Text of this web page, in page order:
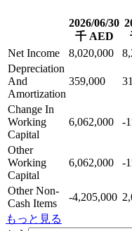
2026/06/30
千 AED
Net Income
8,020,000
Depreciation
And
Amortization
359,000
Change In
Working
Capital
6,062,000 -
Other
Working
Capital
6,062,000 -
Other Non-
Cash Items
-4,205,000
もっと見る